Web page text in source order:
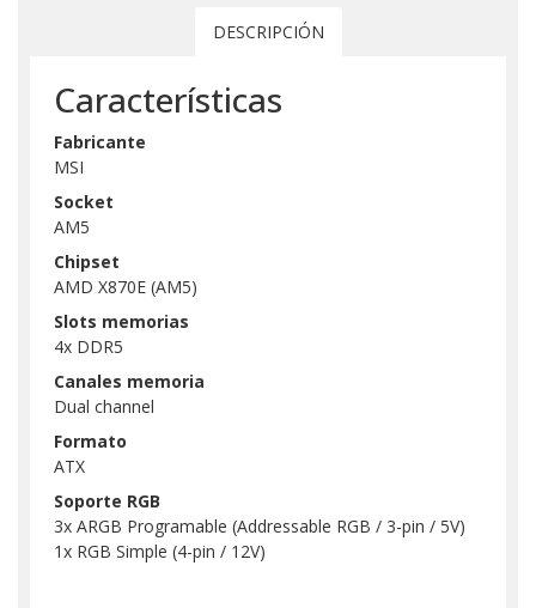
DESCRIPCIÓN
Características
Fabricante
MSI
Socket
AM5
Chipset
AMD X870E (AM5)
Slots memorias
4x DDR5
Canales memoria
Dual channel
Formato
ATX
Soporte RGB
3x ARGB Programable (Addressable RGB / 3-pin / 5V)
1x RGB Simple (4-pin / 12V)